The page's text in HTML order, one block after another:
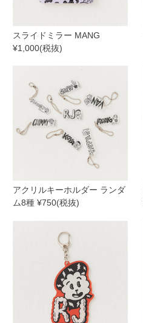
スライドミラー MANG
¥1,000(税抜)
アクリルキーホルダー ランダ
ム8種 ¥750(税抜)